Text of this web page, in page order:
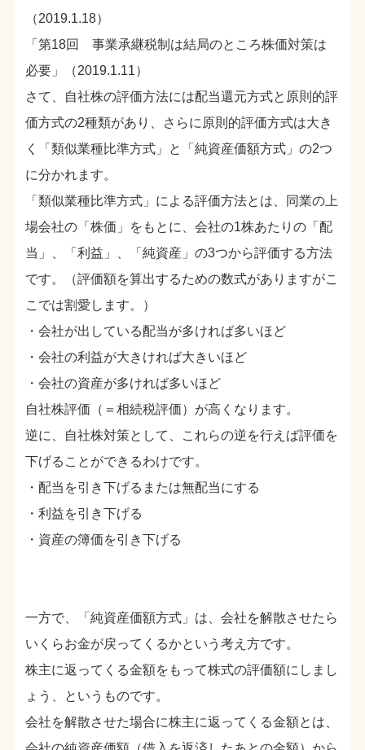
（2019.1.18）
「第18回 事業承継税制は結局のところ株価対策は
必要」（2019.1.11）
さて、自社株の評価方法には配当還元方式と原則的評
価方式の2種類があり、さらに原則的評価方式は大き
く「類似業種比準方式」と「純資産価額方式」の2つ
に分かれます。
「類似業種比準方式」による評価方法とは、同業の上
場会社の「株価」をもとに、会社の1株あたりの「配
当」、「利益」、「純資産」の3つから評価する方法
です。（評価額を算出するための数式がありますがこ
こでは割愛します。）
・会社が出している配当が多ければ多いほど
・会社の利益が大きければ大きいほど
・会社の資産が多ければ多いほど
自社株評価（＝相続税評価）が高くなります。
逆に、自社株対策として、これらの逆を行えば評価を
下げることができるわけです。
・配当を引き下げるまたは無配当にする
・利益を引き下げる
・資産の簿価を引き下げる
一方で、「純資産価額方式」は、会社を解散させたら
いくらお金が戻ってくるかという考え方です。
株主に返ってくる金額をもって株式の評価額にしまし
ょう、というものです。
会社を解散させた場合に株主に返ってくる金額とは、